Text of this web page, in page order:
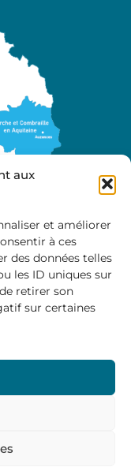
aux
et améliorer
à ces
des données telles
les ID uniques sur
retirer son
sur certaines
– 17:00